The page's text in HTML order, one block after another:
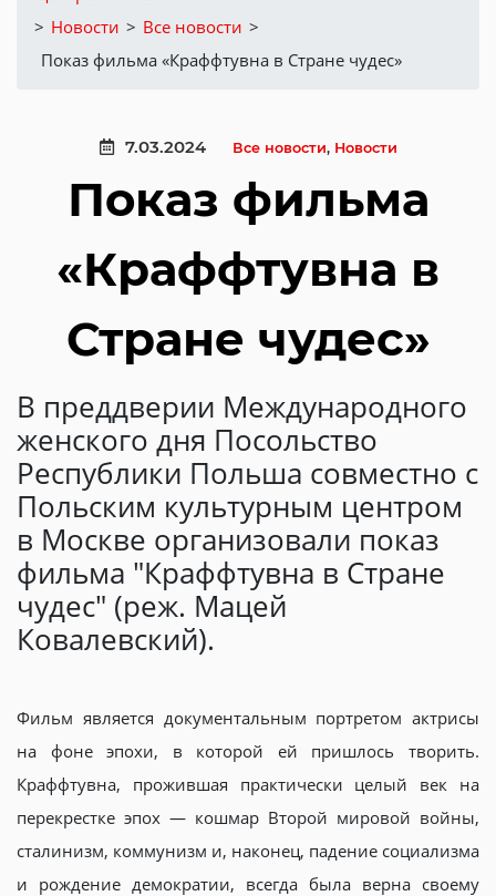
> Новости > Все новости >
Показ фильма «Краффтувна в Стране чудес»
7.03.2024 Все новости, Новости
Показ фильма
«Краффтувна в
Стране чудес»
В преддверии Международного
женского дня Посольство
Республики Польша совместно с
Польским культурным центром
в Москве организовали показ
фильма "Краффтувна в Стране
чудес" (реж. Мацей
Ковалевский).
Фильм является документальным портретом актрисы
на фоне эпохи, в которой ей пришлось творить.
Краффтувна, прожившая практически целый век на
перекрестке эпох — кошмар Второй мировой войны,
сталинизм, коммунизм и, наконец, падение социализма
и рождение демократии, всегда была верна своему